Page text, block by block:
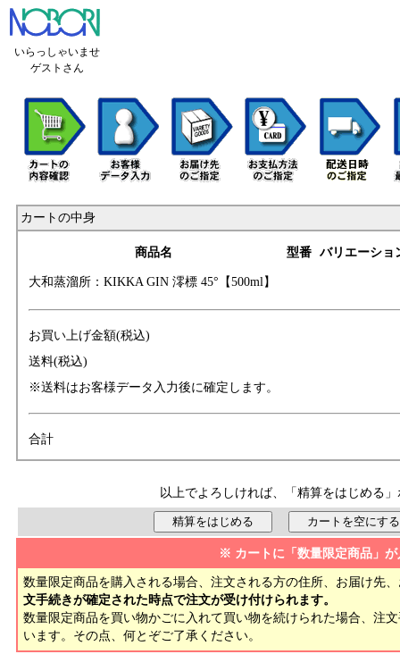
いらっしゃいませ
ゲストさん
カートの中身
商品名 型番 バリエーショ
大和蒸溜所：KIKKA GIN 澪標 45°【500ml】
お買い上げ金額(税込)
送料(税込)
※送料はお客様データ入力後に確定します。
合計
以上でよろしければ、「精算をはじめる
※ カートに「数量限定商品」
数量限定商品を購入される場合、注文される方の住所、お届け先
文手続きが確定された時点で注文が受け付けられます。
数量限定商品を買い物かごに入れて買い物を続けられた場合、注
います。その点、何とぞご了承ください。